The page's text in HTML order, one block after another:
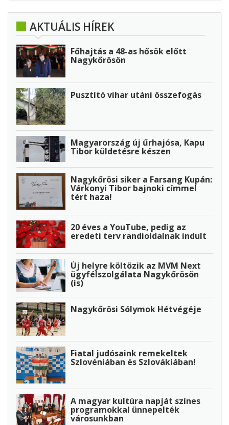
AKTUÁLIS HÍREK
Főhajtás a 48-as hősök előtt
Nagykőrösön
Pusztító vihar utáni összefogás
Magyarország új űrhajósa, Kapu
Tibor küldetésre készen
Nagykőrösi siker a Farsang Kupán:
Várkonyi Tibor bajnoki címmel
tért haza!
20 éves a YouTube, pedig az
eredeti terv randioldalnak indult
Új helyre költözik az MVM Next
ügyfélszolgálata Nagykőrösön
(is)
Nagykőrösi Sólymok Hétvégéje
Fiatal judósaink remekeltek
Szlovéniában és Szlovákiában!
A magyar kultúra napját színes
programokkal ünnepelték
városunkban